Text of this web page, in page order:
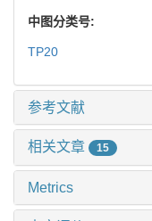
中图分类号:
TP20
参考文献
相关文章 15
Metrics